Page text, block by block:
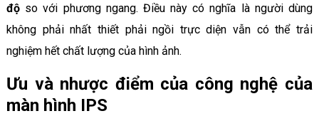
độso với phương ngang. Điều này có nghĩa là người dùng
không phải nhất thiết phải ngồi trực diện vẫn có thể trải
nghiệm hết chất lượng của hình ảnh.
Ưu và nhược điểm của công nghệ của
màn hình IPS